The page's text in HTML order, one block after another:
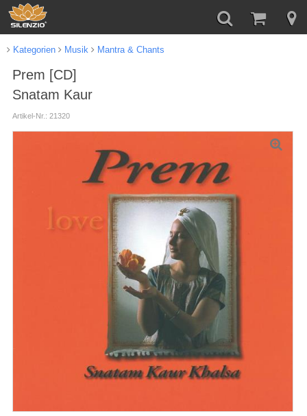
Kategorien Musik Mantra & Chants
Prem [CD]
Snatam Kaur
Artikel-Nr.: 21320